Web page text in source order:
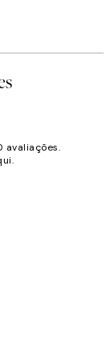
avaliações.